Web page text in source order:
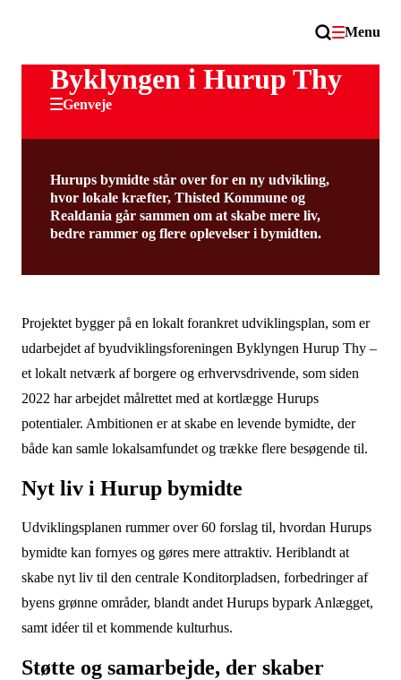
Menu
Byklyngen i Hurup Thy
Genveje
Hurups bymidte står over for en ny udvikling,
hvor lokale kræfter, Thisted Kommune og
Realdania går sammen om at skabe mere liv,
bedre rammer og flere oplevelser i bymidten.
Projektet bygger på en lokalt forankret udviklingsplan, som er
udarbejdet af byudviklingsforeningen Byklyngen Hurup Thy –
et lokalt netværk af borgere og erhvervsdrivende, som siden
2022 har arbejdet målrettet med at kortlægge Hurups
potentialer. Ambitionen er at skabe en levende bymidte, der
både kan samle lokalsamfundet og trække flere besøgende til.
Nyt liv i Hurup bymidte
Udviklingsplanen rummer over 60 forslag til, hvordan Hurups
bymidte kan fornyes og gøres mere attraktiv. Heriblandt at
skabe nyt liv til den centrale Konditorpladsen, forbedringer af
byens grønne områder, blandt andet Hurups bypark Anlægget,
samt idéer til et kommende kulturhus.
Støtte og samarbejde, der skaber